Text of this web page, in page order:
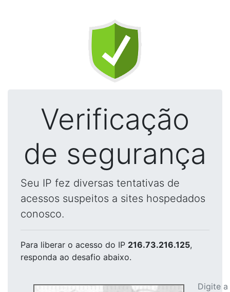
Verificação
de segurança
Seu IP fez diversas tentativas de
acessos suspeitos a sites hospedados
conosco.
Para liberar o acesso do IP 216.73.216.125,
responda ao desafio abaixo.
Digite